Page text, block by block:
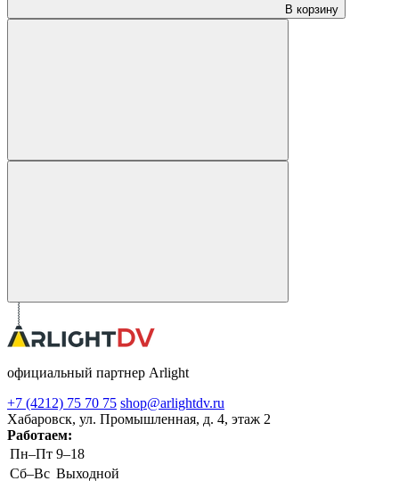
В корзину
официальный партнер Arlight
+7 (4212) 75 70 75 shop@arlightdv.ru
Хабаровск, ул. Промышленная, д. 4, этаж 2
Работаем:
Пн–Пт 9–18
Cб–Вс Выходной